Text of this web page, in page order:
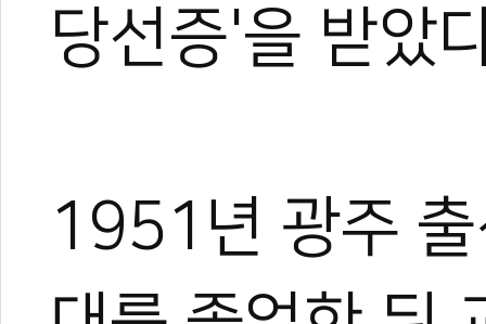
당선증'을 받았
1951년 광주